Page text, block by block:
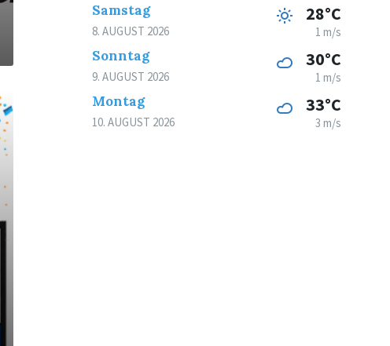
Samstag
8. AUGUST 2026
28°C
1 m/s
Sonntag
9. AUGUST 2026
30°C
1 m/s
Montag
10. AUGUST 2026
33°C
3 m/s